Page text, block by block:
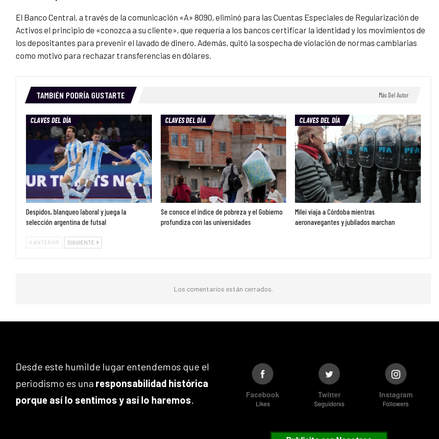
El Banco Central, a través de la comunicación «A» 8090, eliminó para las Cuentas Especiales de Regularización de
Activos el principio de «conozca a su cliente», que requería a los bancos certificar la identidad y los movimientos de
los depositantes para prevenir el lavado de dinero. Además, quitó la sospecha de violación de normas cambiarias
como motivo para rechazar transferencias en dólares.
TAMBIÉN PODRÍA GUSTARTE Más Del Autor
CLAVES DEL DÍA
Despidos, blanqueo laboral y juega la
selección argentina de futsal
CLAVES DEL DÍA
Se conoce el índice de pobreza y el Gobierno
profundiza con las universidades
CLAVES DEL DÍA
Milei viaja a Córdoba mientras
aeronavegantes y jubilados marchan
ANTERIOR SIGUIENTE
Los comentarios están cerrados.
Desde este humilde lugar entendemos que el
periodismo es una responsabilidad histórica
porque así lo sentimos y así lo haremos. Facebook
Likes
Twitter
Seguidorxs
Instagram
Followers